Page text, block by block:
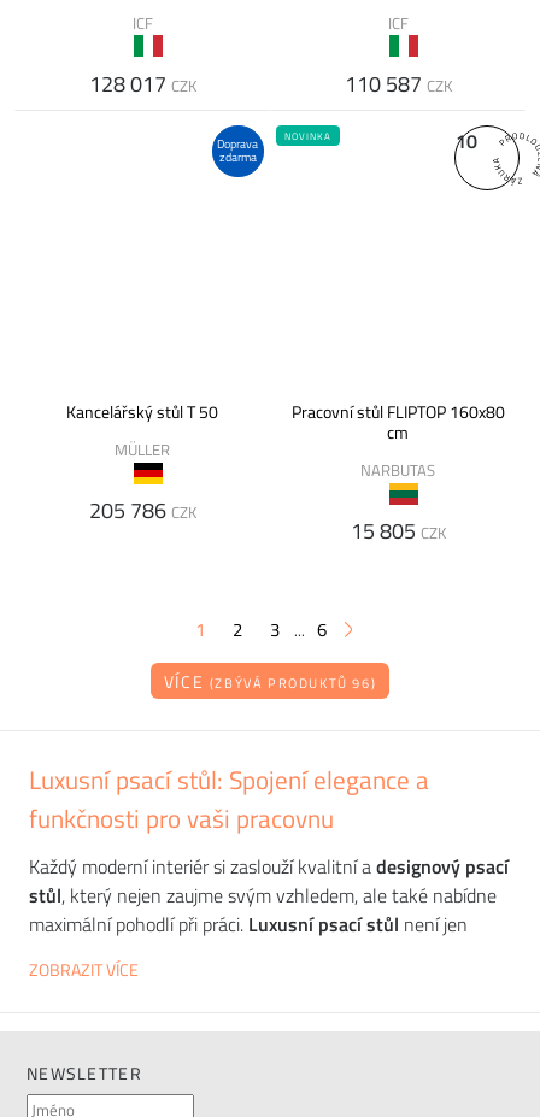
ICF
128 017 CZK
ICF
110 587 CZK
Doprava
zdarma
Kancelářský stůl T 50
MÜLLER
205 786 CZK
10
NOVINKA
Pracovní stůl FLIPTOP 160x80
cm
NARBUTAS
15 805 CZK
1 2 3 ... 6
VÍCE (ZBÝVÁ PRODUKTŮ 96)
Luxusní psací stůl: Spojení elegance a
funkčnosti pro vaši pracovnu
Každý moderní interiér si zaslouží kvalitní adesignový psací
stůl, který nejen zaujme svým vzhledem, ale také nabídne
maximální pohodlí při práci. Luxusní psací stůl není jen
která ovlivňuje vaši produktivitu i celkovou estetiku
ten nejlepší pro vaše potřeby.
ZOBRAZIT VÍCE
NEWSLETTER